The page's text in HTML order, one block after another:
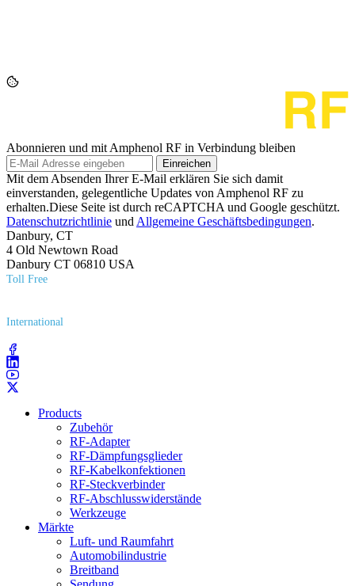
Abonnieren und mit Amphenol RF in Verbindung bleiben
Einreichen
Mit dem Absenden Ihrer E-Mail erklären Sie sich damit
einverstanden, gelegentliche Updates von Amphenol RF zu
erhalten.Diese Seite ist durch reCAPTCHA und Google geschützt.
Datenschutzrichtlinie und Allgemeine Geschäftsbedingungen.
Danbury, CT
4 Old Newtown Road
Danbury CT 06810 USA
Toll Free
International
Products
Zubehör
RF-Adapter
RF-Dämpfungsglieder
RF-Kabelkonfektionen
RF-Steckverbinder
RF-Abschlusswiderstände
Werkzeuge
Märkte
Luft- und Raumfahrt
Automobilindustrie
Breitband